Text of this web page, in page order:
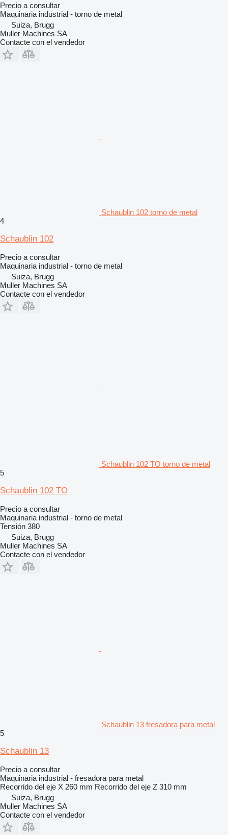
Precio a consultar
Maquinaria industrial - torno de metal
Suiza, Brugg
Muller Machines SA
Contacte con el vendedor
Schaublin 102 torno de metal
4
Schaublin 102
Precio a consultar
Maquinaria industrial - torno de metal
Suiza, Brugg
Muller Machines SA
Contacte con el vendedor
Schaublin 102 TO torno de metal
5
Schaublin 102 TO
Precio a consultar
Maquinaria industrial - torno de metal
Tensión 380
Suiza, Brugg
Muller Machines SA
Contacte con el vendedor
Schaublin 13 fresadora para metal
5
Schaublin 13
Precio a consultar
Maquinaria industrial - fresadora para metal
Recorrido del eje X 260 mm Recorrido del eje Z 310 mm
Suiza, Brugg
Muller Machines SA
Contacte con el vendedor